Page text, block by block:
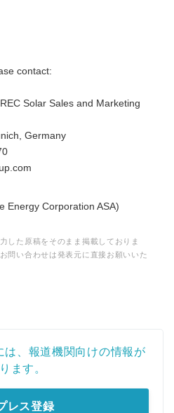
contact:
Solar Sales and Marketing
Germany
Energy Corporation ASA)
した原稿をそのまま掲載しておりま
問い合わせは発表元に直接お願いいた
は、報道機関向けの情報が
ます。
レス登録